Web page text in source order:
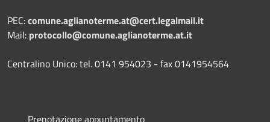
PEC:comune.aglianoterme.at@cert.legalmail.it
Mail: protocollo@comune.aglianoterme.at.it
Centralino Unico: tel. 0141 954023 - fax 0141954564